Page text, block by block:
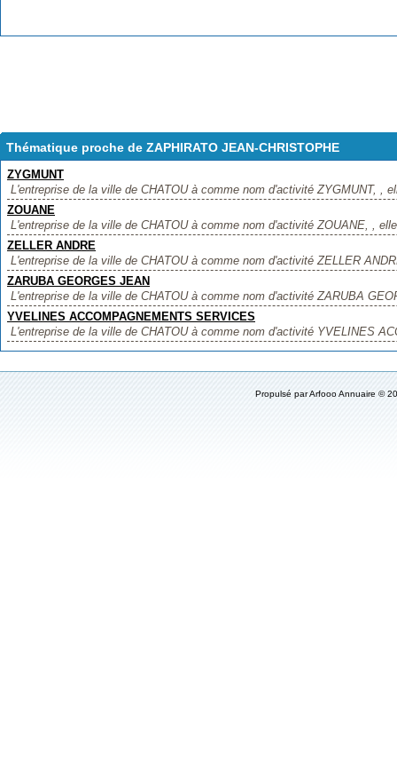
Thématique proche de ZAPHIRATO JEAN-CHRISTOPHE
ZYGMUNT
L'entreprise de la ville de CHATOU à comme nom d'activité ZYGMUNT, ,
ZOUANE
L'entreprise de la ville de CHATOU à comme nom d'activité ZOUANE, ,
ZELLER ANDRE
L'entreprise de la ville de CHATOU à comme nom d'activité ZELLER
ZARUBA GEORGES JEAN
L'entreprise de la ville de CHATOU à comme nom d'activité ZARUBA
YVELINES ACCOMPAGNEMENTS SERVICES
L'entreprise de la ville de CHATOU à comme nom d'activité YVELINES
Propulsé parArfooo Annuaire ©